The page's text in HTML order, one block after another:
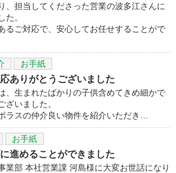
、担当してくださった営業の波多江さんに
た。
るご対応で、安心してお任せすることがで
お手紙
ありがとうございました
、生まれたばかりの子供含めてきめ細かで
ざいました。
ラスの仲介良い物件を紹介いただき…
お手紙
進めることができました
業部 本社営業課 河島様に大変お世話になり